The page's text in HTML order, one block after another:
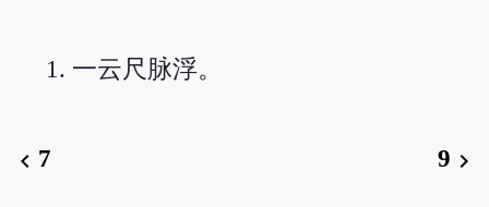
一云尺脉浮。
chevron_left 7 9 chevron_right